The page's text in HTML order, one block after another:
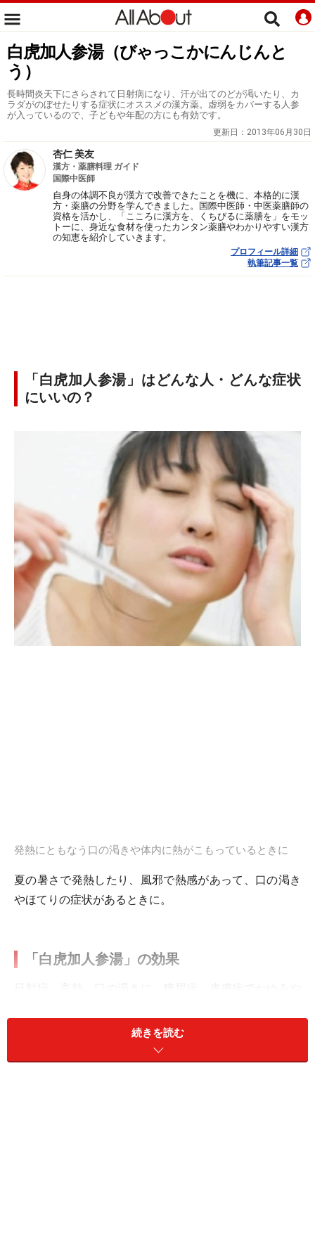
白虎加人参湯（びゃっこかにんじんと
う）
長時間炎天下にさらされて日射病になり、汗が出てのどが渇いたり、カ
ラダがのぼせたりする症状にオススメの漢方薬。虚弱をカバーする人参
が入っているので、子どもや年配の方にも有効です。
更新日： 2013年06月30日
杏仁 美友
漢方・薬膳料理 ガイド
国際中医師
自身の体調不良が漢方で改善できたことを機に、本格的に漢
方・薬膳の分野を学んできました。国際中医師・中医薬膳師の
資格を活かし、「こころに漢方を、くちびるに薬膳を」をモッ
トーに、身近な食材を使ったカンタン薬膳やわかりやすい漢方
の知恵を紹介していきます。
プロフィール詳細
執筆記事一覧
「白虎加人参湯」はどんな人・どんな症状
にいいの？
発熱にともなう口の渇きや体内に熱がこもっているときに
夏の暑さで発熱したり、風邪で熱感があって、口の渇き
やほてりの症状があるときに。
「白虎加人参湯」の効果
「白虎加人参湯」に入っているもの
続きを読む